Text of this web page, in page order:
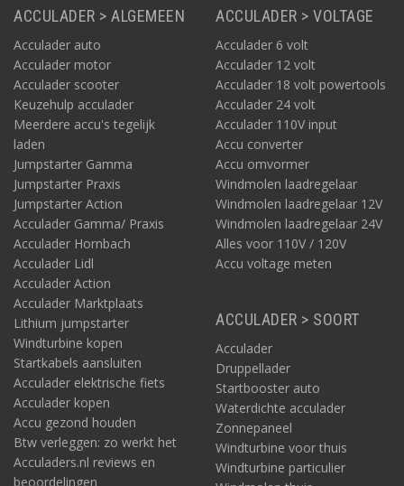
ACCULADER > ALGEMEEN
Acculader auto
Acculader motor
Acculader scooter
Keuzehulp acculader
Meerdere accu's tegelijk
laden
Jumpstarter Gamma
Jumpstarter Praxis
Jumpstarter Action
Acculader Gamma/ Praxis
Acculader Hornbach
Acculader Lidl
Acculader Action
Acculader Marktplaats
Lithium jumpstarter
Windturbine kopen
Startkabels aansluiten
Acculader elektrische fiets
Acculader kopen
Accu gezond houden
Btw verleggen: zo werkt het
Acculaders.nl reviews en
beoordelingen
ACCULADER > VOLTAGE
Acculader 6 volt
Acculader 12 volt
Acculader 18 volt powertools
Acculader 24 volt
Acculader 110V input
Accu converter
Accu omvormer
Windmolen laadregelaar
Windmolen laadregelaar 12V
Windmolen laadregelaar 24V
Alles voor 110V / 120V
Accu voltage meten
ACCULADER > SOORT
Acculader
Druppellader
Startbooster auto
Waterdichte acculader
Zonnepaneel
Windturbine voor thuis
Windturbine particulier